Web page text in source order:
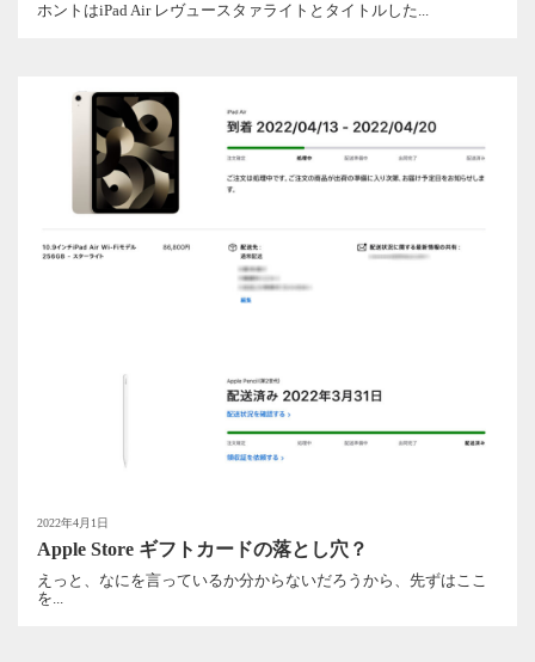
ホントはiPad Air レヴュースタァライトとタイトルした...
2022年4月1日
Apple Store ギフトカードの落とし穴？
えっと、なにを言っているか分からないだろうから、先ずはここ
を...